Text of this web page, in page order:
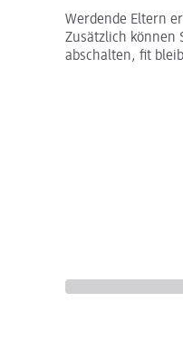
Werdende Eltern
Zusätzlich können
abschalten, fit